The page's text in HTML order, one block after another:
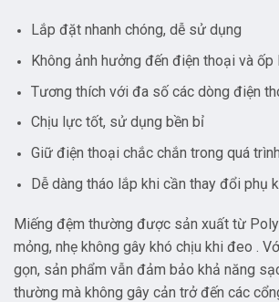
Lắp đặt nhanh chóng, dễ sử dụng
Không ảnh hưởng đến điện thoại và ốp
Tương thích với đa số các dòng điện
Chịu lực tốt, sử dụng bền bỉ
Giữ điện thoại chắc chắn trong quá
Dễ dàng tháo lắp khi cần thay đổi phụ
Miếng đệm thường được sản xuất từ
mỏng, nhẹ không gây khó chịu khi đeo .
gọn, sản phẩm vẫn đảm bảo khả năng
thường mà không gây cản trở đến các